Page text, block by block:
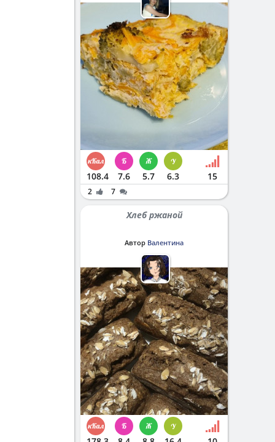
108.4 7.6 5.7 6.3 15
2 7
Хлеб ржаной
Автор Валентина